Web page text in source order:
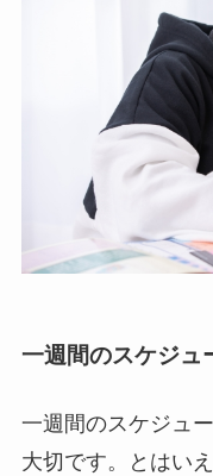
一週間のスケジュ
一週間のスケジュ
大切です。とはい